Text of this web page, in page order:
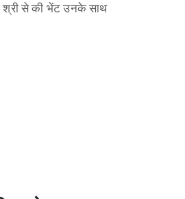
श्री से की भेंट उनके साथ